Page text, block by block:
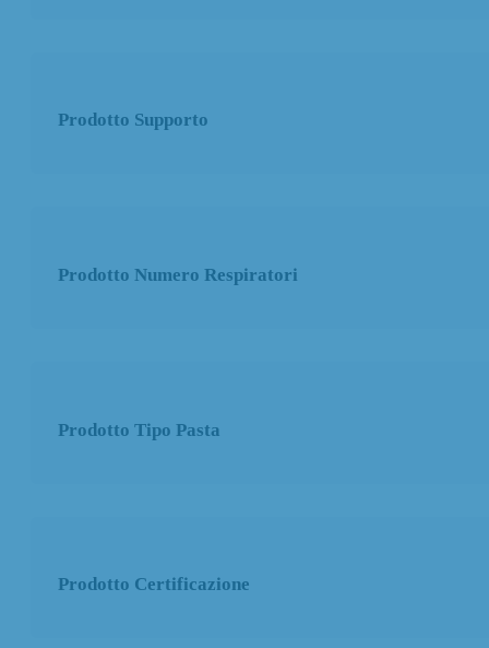
Prodotto Utilizzo
Prodotto Supporto
Prodotto Numero Respiratori
Prodotto Tipo Pasta
Prodotto Certificazione